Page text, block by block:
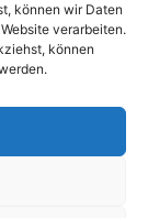
können wir Daten
verarbeiten.
können
BERATUNG